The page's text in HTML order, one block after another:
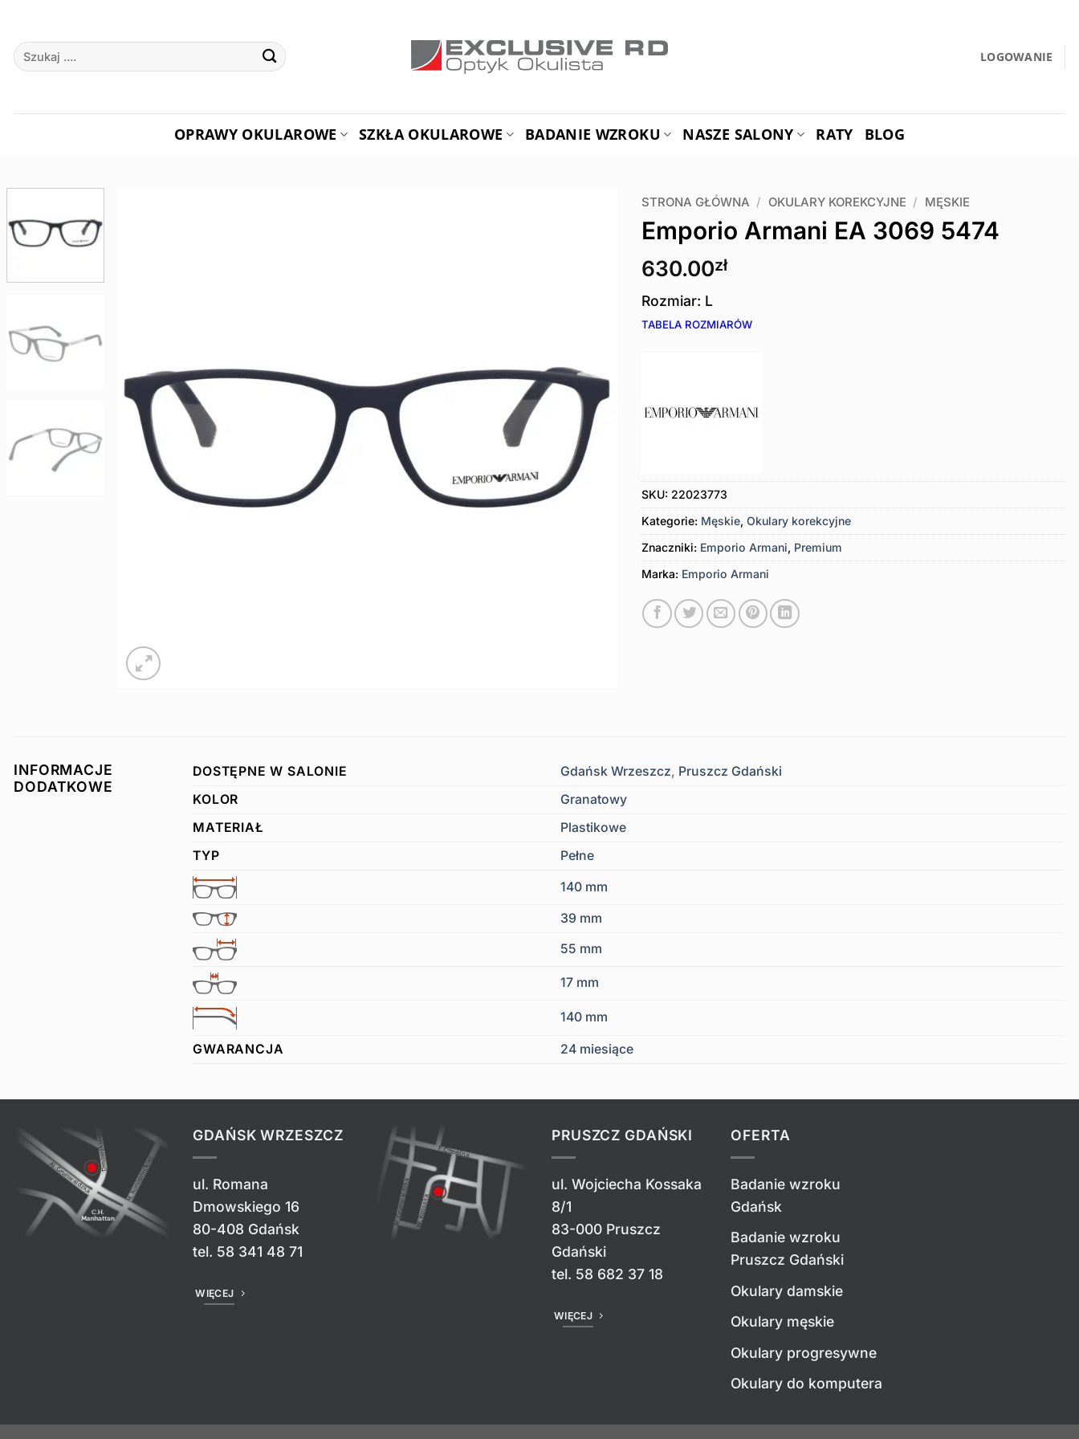
zawartości
Szukaj: LOGOWANIE
OPRAWY OKULAROWE SZKŁA OKULAROWE BADANIE WZROKU NASZE SALONY RATY BLOG
STRONA GŁÓWNA / OKULARY KOREKCYJNE / MĘSKIE
Emporio Armani EA 3069 5474
630.00zł
Rozmiar: L
TABELA ROZMIARÓW
SKU: 22023773
Kategorie: Męskie, Okulary korekcyjne
Znaczniki: Emporio Armani, Premium
Marka: Emporio Armani
INFORMACJE
DODATKOWE
DOSTĘPNE W SALONIE Gdańsk Wrzeszcz, Pruszcz Gdański
KOLOR
Granatowy
MATERIAŁ
Plastikowe
TYP
Pełne
140 mm
39 mm
55 mm
17 mm
140 mm
GWARANCJA 24 miesiące
GDAŃSK WRZESZCZ
ul. Romana
Dmowskiego 16
80-408 Gdańsk
tel. 58 341 48 71
WIĘCEJ
PRUSZCZ GDAŃSKI
ul. Wojciecha Kossaka
8/1
83-000 Pruszcz
Gdański
tel. 58 682 37 18
WIĘCEJ
OFERTA
Badanie wzroku
Gdańsk
Badanie wzroku
Pruszcz Gdański
Okulary damskie
Okulary męskie
Okulary progresywne
Okulary do komputera